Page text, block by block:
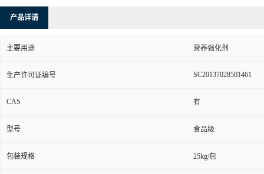
产品详请
主要用途 营养强化剂
生产许可证编号 SC20137028501461
CAS 有
型号 食品级
包装规格 25kg/包